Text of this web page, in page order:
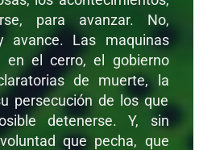
para avanzar. No,
avance. Las maquinas
en el cerro, el gobierno
de muerte, la
persecución de los que
detenerse. Y, sin
que pecha, que